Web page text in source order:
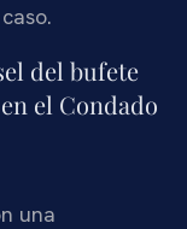
del bufete
el Condado
una